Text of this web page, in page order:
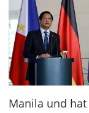
Manila und